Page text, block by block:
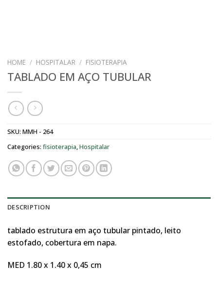
HOME / HOSPITALAR / FISIOTERAPIA
TABLADO EM AÇO TUBULAR
SKU: MMH - 264
Categories: fisioterapia,Hospitalar
DESCRIPTION
tablado estrutura em aço tubular pintado, leito
estofado, cobertura em napa.
MED 1.80 x 1.40 x 0,45 cm